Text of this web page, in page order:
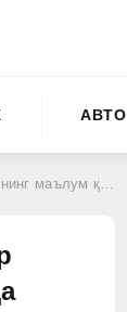
АВТО
тортилди